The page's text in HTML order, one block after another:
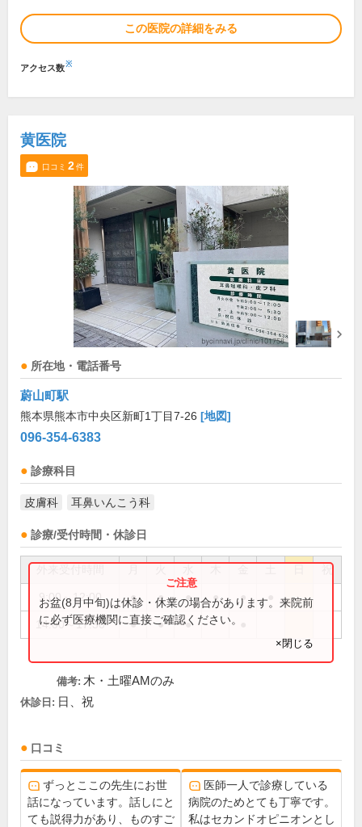
この医院の詳細をみる
アクセス数※
黄医院
口コミ 2件
所在地・電話番号
蔚山町駅
熊本県熊本市中央区新町1丁目7-26 [地図]
096-354-6383
診療科目
皮膚科 耳鼻いんこう科
診療/受付時間・休診日
祝
9:00～12:00 ● ● ● ● ●
14:00～17:30 ● ● ●
お盆(8月中旬)は休診・休業の場合があります。来院前
に必ず医療機関に直接ご確認ください。
×閉じる
備考: 木・土曜AMのみ
休診日: 日、祝
口コミ
ずっとここの先生にお世
話になっています。話しにと
ても説得力があり、ものすご
医師一人で診療している
病院のためとても丁寧です。
私はセカンドオピニオンとし